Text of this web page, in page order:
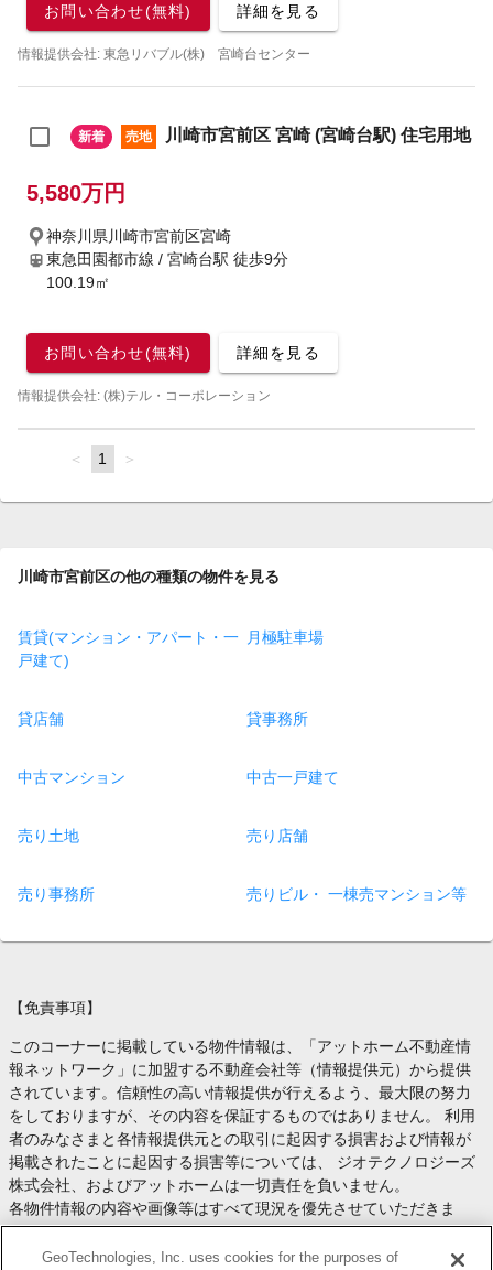
お問い合わせ(無料) 詳細を見る
情報提供会社: 東急リバブル(株) 宮崎台センター
新着 売地 川崎市宮前区 宮崎 (宮崎台駅) 住宅用地
5,580万円
神奈川県川崎市宮前区宮崎
東急田園都市線 / 宮崎台駅 徒歩9分
100.19㎡
お問い合わせ(無料) 詳細を見る
情報提供会社: (株)テル・コーポレーション
page
You're
page
1 page
川崎市宮前区の他の種類の物件を見る
賃貸(マンション・アパート・一
戸建て)
月極駐車場
貸店舗 貸事務所
中古マンション 中古一戸建て
売り土地 売り店舗
売り事務所 売りビル・ 一棟売マンション等
【免責事項】
このコーナーに掲載している物件情報は、「アットホーム不動産情
報ネットワーク」に加盟する不動産会社等（情報提供元）から提供
されています。信頼性の高い情報提供が行えるよう、最大限の努力
をしておりますが、その内容を保証するものではありません。 利用
者のみなさまと各情報提供元との取引に起因する損害および情報が
掲載されたことに起因する損害等については、 ジオテクノロジーズ
株式会社、およびアットホームは一切責任を負いません。
各物件情報の内容や画像等はすべて現況を優先させていただきま
す。
お取引等（お取引の準備、資金調達等を含みます）の際には、内容
GeoTechnologies, Inc. uses cookies for the purposes of